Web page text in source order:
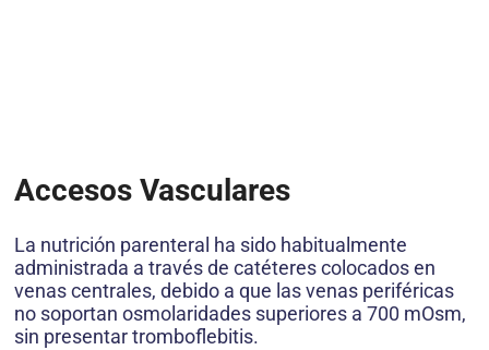
Accesos Vasculares
La nutrición parenteral ha sido habitualmente
administrada a través de catéteres colocados en
venas centrales, debido a que las venas periféricas
no soportan osmolaridades superiores a 700 mOsm,
sin presentar tromboflebitis.